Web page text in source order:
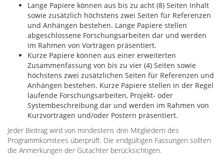
Lange Papiere können aus bis zu acht (8) Seiten Inhalt
sowie zusätzlich höchstens zwei Seiten für Referenzen
und Anhängen bestehen. Lange Papiere stellen
abgeschlossene Forschungsarbeiten dar und werden
im Rahmen von Vorträgen präsentiert.
Kurze Papiere können aus einer erweiterten
Zusammenfassung von bis zu vier (4) Seiten sowie
höchstens zwei zusätzlichen Seiten für Referenzen und
Anhängen bestehen. Kurze Papiere stellen in der Regel
laufende Forschungsarbeiten, Projekt- oder
Systembeschreibung dar und werden im Rahmen von
Kurzvorträgen und/oder Postern präsentiert.
Jeder Beitrag wird von mindestens drei Mitgliedern des
Programmkomitees überprüft. Die endgültigen Fassungen sollten
die Anmerkungen der Gutachter berücksichtigen.